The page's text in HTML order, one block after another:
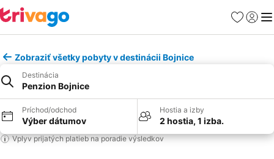
Obľúbené
Zobraziť všetky pobyty v destinácii Bojnice
Destinácia
Penzion Bojnice
Príchod/odchod
Výber dátumov
Hostia a izby
2 hostia, 1 izba.
Vplyv prijatých platieb na poradie výsledkov